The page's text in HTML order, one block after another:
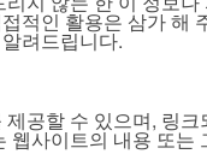
적인 활용은 삼가
려드립니다.
공할 수 있으며, 링
사이트의 내용 또